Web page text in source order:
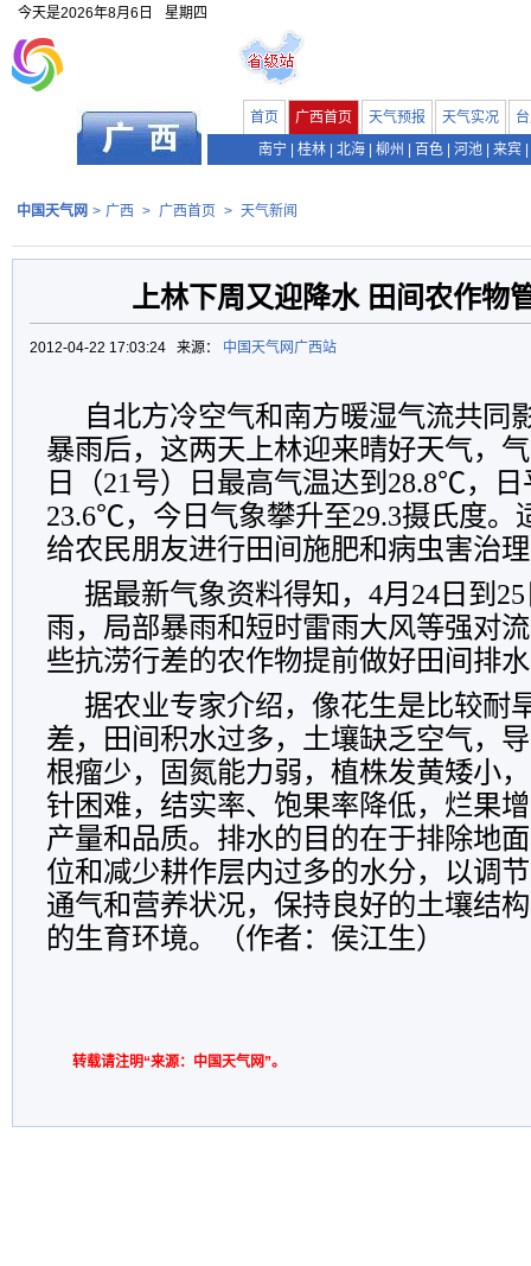
今天是2026年8月6日 星期四
首页 广西首页 天气预报 天气实况
南宁
桂林 北海 柳州 百色 河池 来宾
中国天气网 > 广西 > 广西首页 > 天气新闻
上林下周又迎降水 田间农作物
2012-04-22 17:03:24 来源： 中国天气网广西站
自北方冷空气和南方暖湿气流共同
暴雨后，这两天上林迎来晴好天气，
日（21号）日最高气温达到28.8℃，
23.6℃，今日气象攀升至29.3摄氏度。
给农民朋友进行田间施肥和病虫害治
据最新气象资料得知，4月24日到
雨，局部暴雨和短时雷雨大风等强对
些抗涝行差的农作物提前做好田间排
据农业专家介绍，像花生是比较耐
差，田间积水过多，土壤缺乏空气，
根瘤少，固氮能力弱，植株发黄矮小
针困难，结实率、饱果率降低，烂果
产量和品质。排水的目的在于排除地
位和减少耕作层内过多的水分，以调
通气和营养状况，保持良好的土壤结
的生育环境。（作者：侯江生）
转载请注明“来源：中国天气网”。